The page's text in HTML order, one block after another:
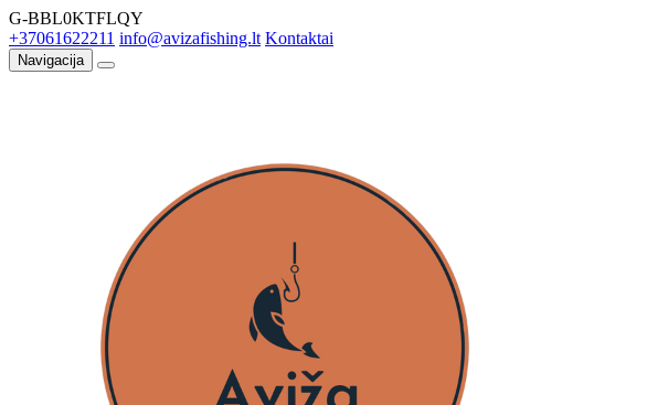
G-BBL0KTFLQY
+37061622211 info@avizafishing.lt Kontaktai
Navigacija